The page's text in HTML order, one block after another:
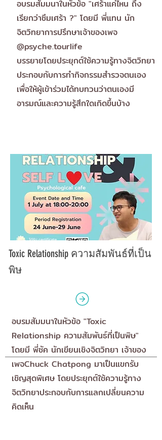
อบรมสัมมนาในหัวข้อ "เศร้าแค่ไหน ถึง
เรียกว่าซึมเศร้า ?" โดยมี พี่แทน นัก
จิตวิทยาการปรึกษาเจ้าของเพจ
@psyche.tourlife
บรรยายโดยประยุกต์ใช้ความรู้ทางจิตวิทยา
ประกอบกับการทำกิจกรรมสำรวจตนเอง
เพื่อให้ผู้เข้าร่วมได้ทบทวนว่าตนเองมี
อารมณ์และความรู้สึกใดเกิดขึ้นบ้าง
Toxic Relationship ความสัมพันธ์ที่เป็น
พิษ
อบรมสัมมนาในหัวข้อ "Toxic
Relationship ความสัมพันธ์ที่เป็นพิษ"
โดยมี พี่ชัค นักเขียนเชิงจิตวิทยา เจ้าของ
เพจChuck Chatpong มาเป็นแขกรับ
เชิญสุดพิเศษ โดยประยุกต์ใช้ความรู้ทาง
จิตวิทยาประกอบกับการแลกเปลี่ยนความ
คิดเห็น